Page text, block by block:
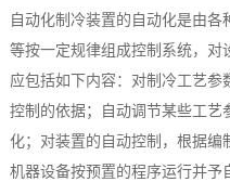
自动化制冷装置的自动化是由
等按一定规律组成控制系统，
应包括如下内容：对制冷工艺
控制的依据；自动调节某些工
化；对装置的自动控制，根据
机器设备按预置的程序运行并